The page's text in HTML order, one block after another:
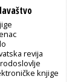
revija
knjige